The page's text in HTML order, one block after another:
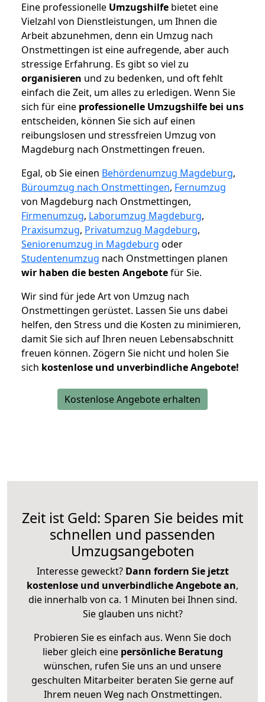
Eine professionelle Umzugshilfe bietet eine
Vielzahl von Dienstleistungen, um Ihnen die
Arbeit abzunehmen, denn ein Umzug nach
Onstmettingen ist eine aufregende, aber auch
stressige Erfahrung. Es gibt so viel zu
organisieren und zu bedenken, und oft fehlt
einfach die Zeit, um alles zu erledigen. Wenn Sie
sich für eine professionelle Umzugshilfe bei uns
entscheiden, können Sie sich auf einen
reibungslosen und stressfreien Umzug von
Magdeburg nach Onstmettingen freuen.
Egal, ob Sie einen Behördenumzug Magdeburg,
Büroumzug nach Onstmettingen, Fernumzug
von Magdeburg nach Onstmettingen,
Firmenumzug, Laborumzug Magdeburg,
Praxisumzug, Privatumzug Magdeburg,
Seniorenumzug in Magdeburg oder
Studentenumzug nach Onstmettingen planen
wir haben die besten Angebotefür Sie.
Wir sind für jede Art von Umzug nach
Onstmettingen gerüstet. Lassen Sie uns dabei
helfen, den Stress und die Kosten zu minimieren,
damit Sie sich auf Ihren neuen Lebensabschnitt
freuen können. Zögern Sie nicht und holen Sie
sich kostenlose und unverbindliche Angebote!
Kostenlose Angebote erhalten
Zeit ist Geld: Sparen Sie beides mit
schnellen und passenden
Umzugsangeboten
Interesse geweckt? Dann fordern Sie jetzt
kostenlose und unverbindliche Angebote an,
die innerhalb von ca. 1 Minuten bei Ihnen sind.
Sie glauben uns nicht?
Probieren Sie es einfach aus. Wenn Sie doch
lieber gleich eine persönliche Beratung
wünschen, rufen Sie uns an und unsere
geschulten Mitarbeiter beraten Sie gerne auf
Ihrem neuen Weg nach Onstmettingen.